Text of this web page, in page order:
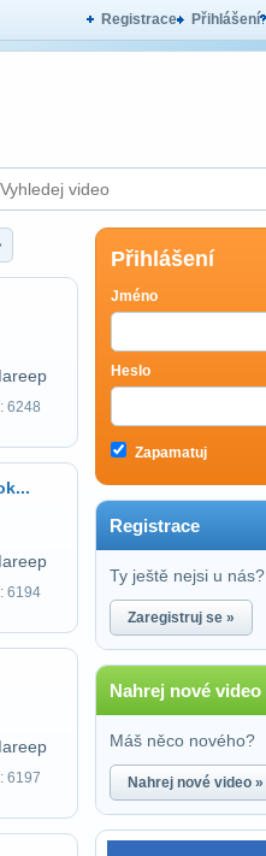
Registrace Přihlášení
6248
6194
6197
Přihlášení
Jméno
Heslo
Zapamatuj
Registrace
Ty ještě nejsi u nás?
Zaregistruj se »
Nahrej nové video
Máš něco nového?
Nahrej nové video »